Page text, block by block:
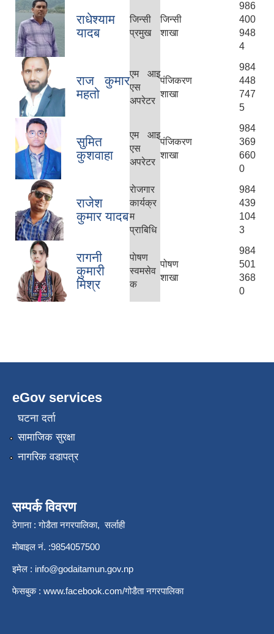
राधेश्याम
यादब
जिन्सी
प्रमुख
जिन्सी
शाखा
986
400
948
4
राज कुमार
महतो
एम आइ
एस
अपरेटर
पंजिकरण
शाखा
984
448
747
5
सुमित
कुशवाहा
एम आइ
एस
अपरेटर
पंजिकरण
शाखा
984
369
660
0
राजेश
कुमार यादब
राेजगार
कार्यक्र
म
प्राबिधि
984
439
104
3
रागनी
कुमारी
मिश्र
पाेषण
स्व‌मसेव
क
पोषण
शाखा
984
501
368
0
eGov services
घटना दर्ता
सामाजिक सुरक्षा
नागरिक वडापत्र
सम्पर्क विवरण
ठेगाना : गोडैता नगरपालिका, सर्लाही
मोबाइल नं. :9854057500
इमेल : info@godaitamun.gov.np
फेसबुक : www.facebook.com/गोडैता नगरपालिका